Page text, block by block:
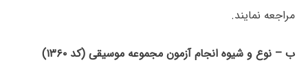
مراجعه نمایند.
ب – نوع و شیوه انجام آزمون مجموعه موسیقی (کد ۱۳۶۰)